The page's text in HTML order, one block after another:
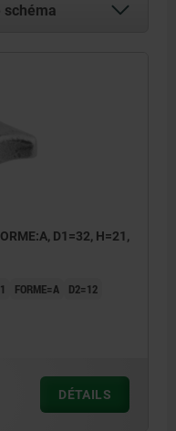
D1=32, H=21,
FORME=A
D2=12
DÉTAILS